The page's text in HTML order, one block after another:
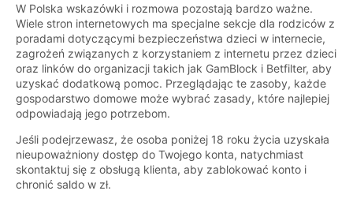
W Polska wskazówki i rozmowa pozostają bardzo ważne.
Wiele stron internetowych ma specjalne sekcje dla rodziców z
poradami dotyczącymi bezpieczeństwa dzieci w internecie,
zagrożeń związanych z korzystaniem z internetu przez dzieci
oraz linków do organizacji takich jak GamBlock i Betfilter, aby
uzyskać dodatkową pomoc. Przeglądając te zasoby, każde
gospodarstwo domowe może wybrać zasady, które najlepiej
odpowiadają jego potrzebom.
Jeśli podejrzewasz, że osoba poniżej 18 roku życia uzyskała
nieupoważniony dostęp do Twojego konta, natychmiast
skontaktuj się z obsługą klienta, aby zablokować konto i
chronić saldo w zł.